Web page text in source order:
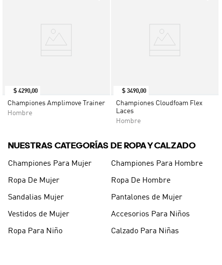
$ 4290,00
Championes Amplimove Trainer
Hombre
$ 3490,00
Championes Cloudfoam Flex
Laces
Hombre
NUESTRAS CATEGORÍAS DE ROPA Y CALZADO
Championes Para Mujer Championes Para Hombre
Ropa De Mujer Ropa De Hombre
Sandalias Mujer Pantalones de Mujer
Vestidos de Mujer Accesorios Para Niños
Ropa Para Niño Calzado Para Niñas